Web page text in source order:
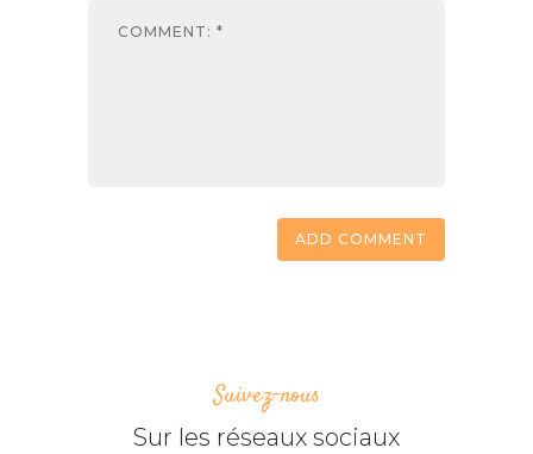
Suivez-nous
Sur les réseaux sociaux